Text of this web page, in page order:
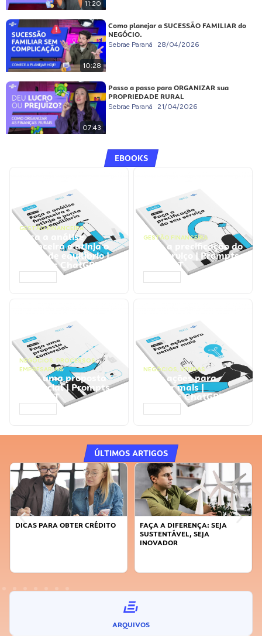
11:20
10:28
Como planejar a SUCESSÃO FAMILIAR do
NEGÓCIO.
Sebrae Paraná 28/04/2026
07:43
Passo a passo para ORGANIZAR sua
PROPRIEDADE RURAL
Sebrae Paraná 21/04/2026
EBOOKS
GESTÃO FINANCEIRA
Faça a análise
financeira e atinja o
ponto de equilíbrio |
Prompts ChatGPT
GESTÃO FINANCEIRA
Faça a precificação do
seu serviço | Prompts
ChatGPT
NEGÓCIOS, PROCESSOS
EMPRESARIAIS
Faça uma proposta
comercial | Prompts
ChatGPT
NEGÓCIOS, VENDAS
Faça ações para
vender mais |
Prompts ChatGPT
ÚLTIMOS ARTIGOS
DICAS PARA OBTER CRÉDITO
FAÇA A DIFERENÇA: SEJA
SUSTENTÁVEL, SEJA
INOVADOR
ARQUIVOS